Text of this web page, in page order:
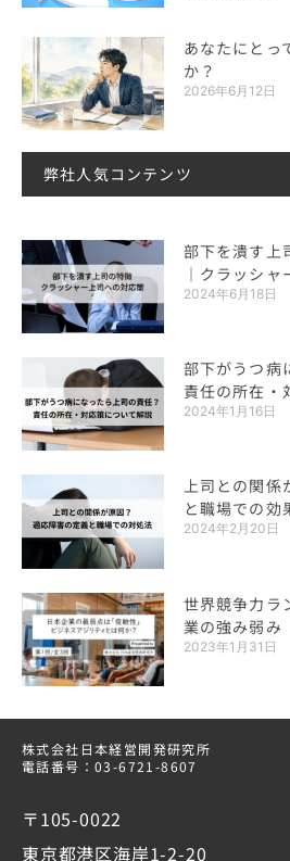
あなたにとっ
か？
2026年6月12日
弊社人気コンテンツ
部下を潰す上
｜クラッシ
2024年6月18日
部下がうつ病
責任の所在・
2024年1月16日
上司との関係
と職場での効
2024年2月20日
世界競争力ラ
業の強み弱み
2023年1月31日
株式会社日本経営開発研究所
電話番号：03-6721-8607
〒105-0022
東京都港区海岸1-2-20